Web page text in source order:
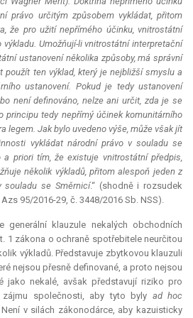
právo určitým způsobem vykládat, přitom
že pro užití nepřímého účinku, vnitrostátní
Umožňují-li vnitrostátní interpretační
ustanovení několika způsoby, má správní
použít ten výklad, který je nejbližší smyslu a
ustanovení. Pokud je tedy ustanovení
není definováno, nelze ani určit, zda je se
principu tedy nepřímý účinek komunitárního
legem. Jak bylo uvedeno výše, může však jít
vykládat národní právo v souladu se
a prioritím, že existuje vnitrostátní předpis,
několik výkladů, přitom alespoň jeden z
souladu se Směrnicí.“ (shodně i rozsudek
95/2016-29, č. 3448/2016 Sb. NSS).
generální klauzule nekalých obchodních
1 zákona o ochraně spotřebitele neurčitou
výkladů. Představuje zbytkovou klauzuli
nejsou přesně definované, a proto nejsou
jako nekalé, avšak představují riziko pro
společnosti, aby tyto byly ad hoc
v silách zákonodárce, aby kazuisticky